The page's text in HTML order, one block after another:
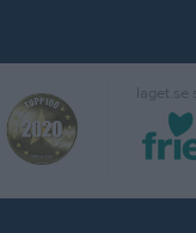
laget.se